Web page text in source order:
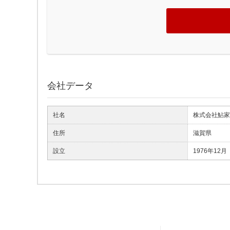
会社データ
社名 株式会社鮎家
住所 滋賀県
設立 1976年12月